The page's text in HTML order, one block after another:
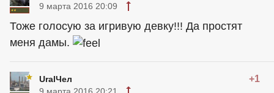
9 марта 2016 20:09
Тоже голосую за игривую девку!!! Да простят
меня дамы.
UralЧел +1